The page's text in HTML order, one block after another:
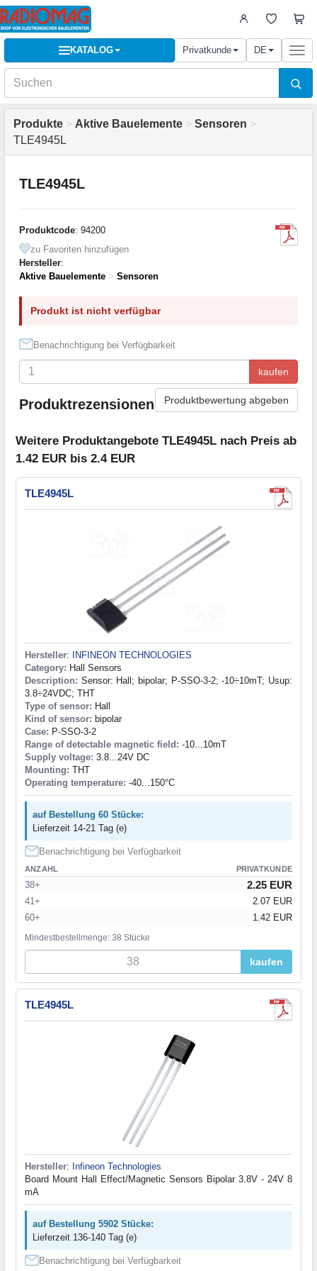
KATALOG Privatkunde DE
Produkte > Aktive Bauelemente > Sensoren >
TLE4945L
TLE4945L
Produktcode: 94200
zu Favoriten hinzufügen
Hersteller:
Aktive Bauelemente > Sensoren
Produkt ist nicht verfügbar
Benachrichtigung bei Verfügbarkeit
kaufen
Produktrezensionen Produktbewertung abgeben
Weitere Produktangebote TLE4945L nach Preis ab
1.42 EUR bis 2.4 EUR
TLE4945L
Hersteller:
INFINEON TECHNOLOGIES
Category: Hall Sensors
Description: Sensor: Hall; bipolar; P-SSO-3-2; -10÷10mT; Usup:
3.8÷24VDC; THT
Type of sensor: Hall
Kind of sensor: bipolar
Case: P-SSO-3-2
Range of detectable magnetic field: -10...10mT
Supply voltage: 3.8...24V DC
Mounting: THT
Operating temperature: -40...150°C
auf Bestellung 60 Stücke:
Lieferzeit 14-21 Tag (e)
Benachrichtigung bei Verfügbarkeit
ANZAHL PRIVATKUNDE
38+ 2.25 EUR
41+
2.07 EUR
60+
1.42 EUR
Mindestbestellmenge: 38 Stücke
kaufen
TLE4945L
Hersteller: Infineon Technologies
Board Mount Hall Effect/Magnetic Sensors Bipolar 3.8V - 24V 8
mA
auf Bestellung 5902 Stücke:
Lieferzeit 136-140 Tag (e)
Benachrichtigung bei Verfügbarkeit